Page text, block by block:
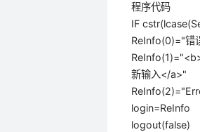
程序代码
IF
ReInfo(0)="错
新输入</a>"
login=ReInfo
logout(false)